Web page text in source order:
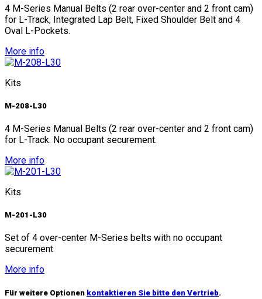
4 M-Series Manual Belts (2 rear over-center and 2 front cam)
for L-Track; Integrated Lap Belt, Fixed Shoulder Belt and 4
Oval L-Pockets.
More info
Kits
M-208-L30
4 M-Series Manual Belts (2 rear over-center and 2 front cam)
for L-Track. No occupant securement.
More info
Kits
M-201-L30
Set of 4 over-center M-Series belts with no occupant
securement
More info
Für weitere Optionen kontaktieren Sie bitte den Vertrieb.